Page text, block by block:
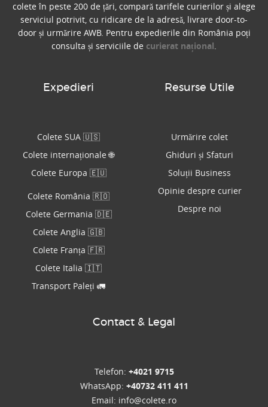
colete în peste 200 de țări, compară tarifele curierilor și alege
serviciul potrivit, cu ridicare de la adresă, livrare door-to-
door și urmărire AWB. Pentru expedierile din România poți
consulta și serviciile de curierat național.
Expedieri
Colete SUA 🇺🇸
Colete internaționale 🌐
Colete Europa 🇪🇺
Colete România 🇷🇴
Colete Germania 🇩🇪
Colete Anglia 🇬🇧
Colete Franța 🇫🇷
Colete Italia 🇮🇹
Transport Paleți 🚛
Resurse Utile
Urmărire colet
Ghiduri și Sfaturi
Soluții Business
Opinie despre curier
Despre noi
Contact & Legal
Telefon: +4021 9715
WhatsApp: +40732 411 411
Email: info@colete.ro